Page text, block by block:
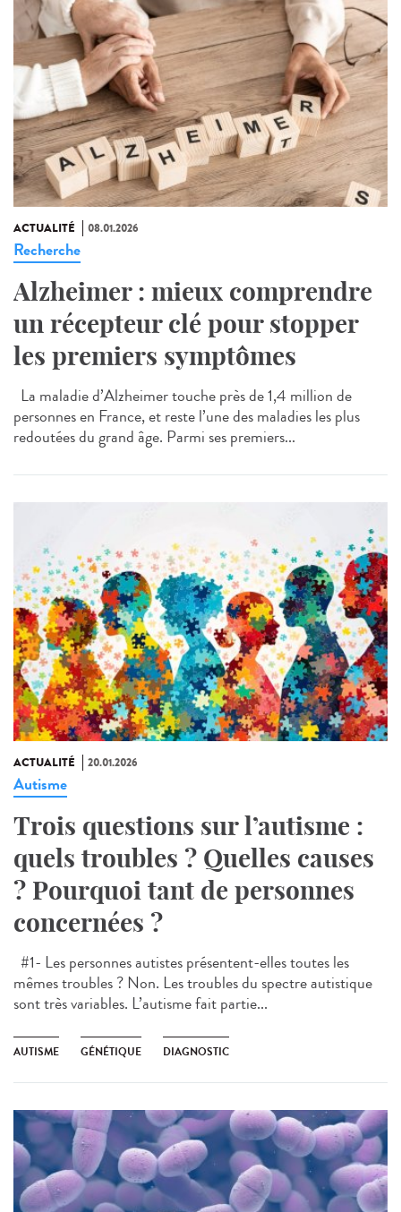
ACTUALITÉ 08.01.2026
Recherche
Alzheimer : mieux comprendre
un récepteur clé pour stopper
les premiers symptômes
La maladie d’Alzheimer touche près de 1,4 million de
personnes en France, et reste l’une des maladies les plus
redoutées du grand âge. Parmi ses premiers...
ACTUALITÉ 20.01.2026
Autisme
Trois questions sur l’autisme :
quels troubles ? Quelles causes
? Pourquoi tant de personnes
concernées ?
#1- Les personnes autistes présentent-elles toutes les
mêmes troubles ? Non. Les troubles du spectre autistique
sont très variables. L’autisme fait partie...
AUTISME GÉNÉTIQUE DIAGNOSTIC